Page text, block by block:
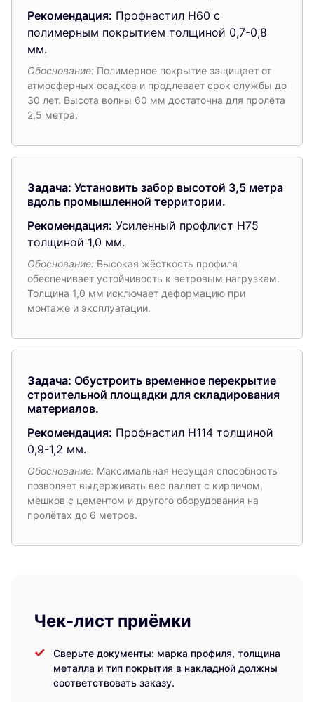
Рекомендация: Профнастил Н60 с
полимерным покрытием толщиной 0,7-0,8
мм.
Обоснование: Полимерное покрытие защищает от
атмосферных осадков и продлевает срок службы до
30 лет. Высота волны 60 мм достаточна для пролёта
2,5 метра.
Задача: Установить забор высотой 3,5 метра
вдоль промышленной территории.
Рекомендация: Усиленный профлист Н75
толщиной 1,0 мм.
Обоснование: Высокая жёсткость профиля
обеспечивает устойчивость к ветровым нагрузкам.
Толщина 1,0 мм исключает деформацию при
монтаже и эксплуатации.
Задача: Обустроить временное перекрытие
строительной площадки для складирования
материалов.
Рекомендация: Профнастил Н114 толщиной
0,9-1,2 мм.
Обоснование: Максимальная несущая способность
позволяет выдерживать вес паллет с кирпичом,
мешков с цементом и другого оборудования на
пролётах до 6 метров.
Чек-лист приёмки
Сверьте документы: марка профиля, толщина
металла и тип покрытия в накладной должны
соответствовать заказу.